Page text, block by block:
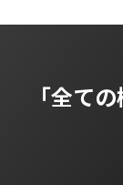
「全て